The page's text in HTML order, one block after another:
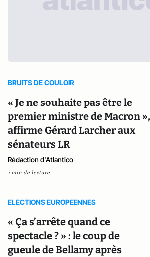
BRUITS DE COULOIR
« Je ne souhaite pas être le
premier ministre de Macron »,
affirme Gérard Larcher aux
sénateurs LR
Rédaction d'Atlantico
1 min de lecture
ELECTIONS EUROPEENNES
« Ça s’arrête quand ce
spectacle ? » : le coup de
gueule de Bellamy après